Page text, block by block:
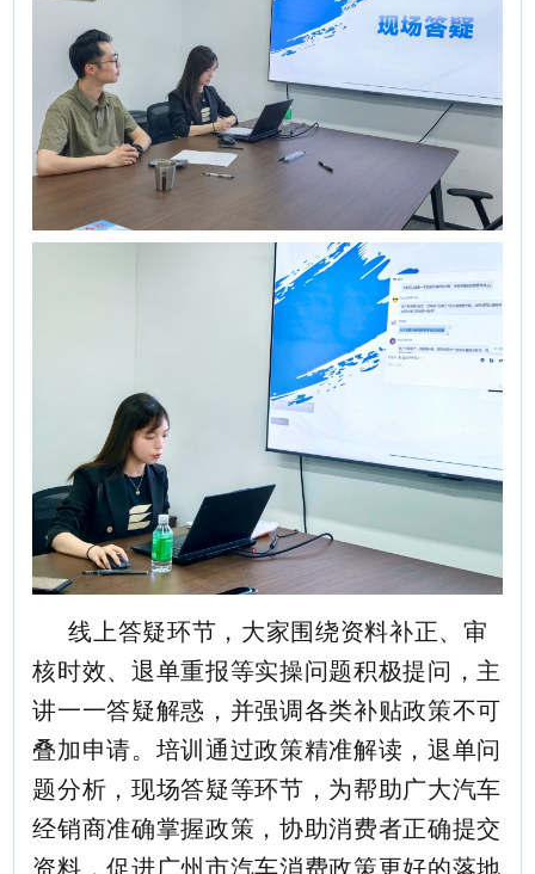
线上答疑环节，大家围绕资料补正、审
核时效、退单重报等实操问题积极提问，主
讲一一答疑解惑，并强调各类补贴政策不可
叠加申请。培训通过政策精准解读，退单问
题分析，现场答疑等环节，为帮助广大汽车
经销商准确掌握政策，协助消费者正确提交
资料，促进广州市汽车消费政策更好的落地